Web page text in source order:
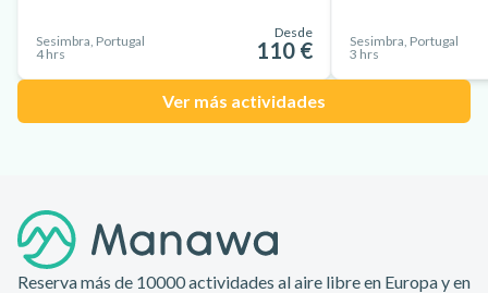
Sesimbra, Portugal
4 hrs
Desde
110 €
Sesimbra, Portugal
3 hrs
Ver más actividades
Reserva más de 10000 actividades al aire libre en Europa y en